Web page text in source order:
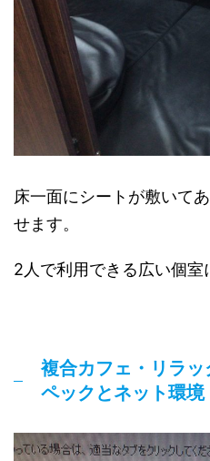
床一面にシートが敷いて
せます。
2人で利用できる広い個室
複合カフェ・リラ
ペックとネット環境